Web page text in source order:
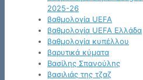
2025-26
βαθμολογία UEFA
βαθμολογία UEFA Ελλάδα
βαθμολογία κυπέλλου
βαρυτικά κύματα
Βασίλης Σπανούλης
βασιλιάς της τζαζ